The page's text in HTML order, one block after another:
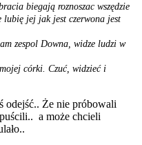
biegają roznoszac wszędzie
lubię jej jak jest czerwona jest
zespol Downa, widze ludzi w
córki. Czuć, widzieć i
odejść.. Że nie próbowali
a może chcieli